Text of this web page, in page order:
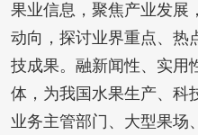
果业信息，聚焦产业发展
动向，探讨业界重点、热
技成果。融新闻性、实用
体，为我国水果生产、科
业务主管部门、大型果场